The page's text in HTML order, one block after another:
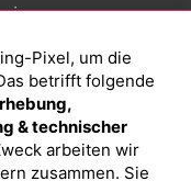
sind ETFs?
Vorteile
ein Fonds?
Pixel, um die
betrifft folgende
& technischer
arbeiten wir
zusammen. Sie